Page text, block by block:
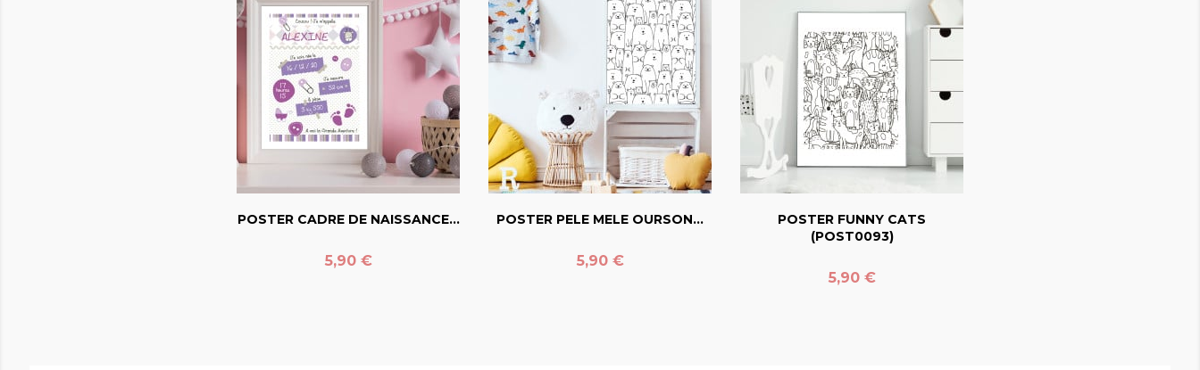
favorite_border
POSTER CADRE DE NAISSANCE...
Prix
5,90 €
favorite_border
POSTER PELE MELE OURSON...
Prix
5,90 €
favorite_border
POSTER FUNNY CATS
(POST0093)
Prix
5,90 €